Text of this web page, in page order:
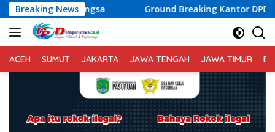
Langsung
ke
konten
Breaking NewsGround Breaking Kantor DPD RI di Banten
ACEH SUMUT JAKARTA JAWA TENGAH JAWA TIMUR